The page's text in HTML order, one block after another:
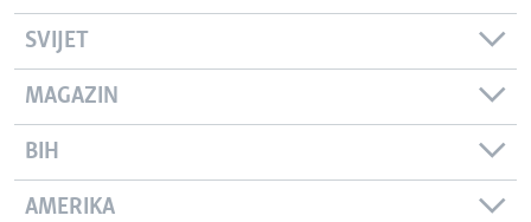
SVIJET
MAGAZIN
BIH
AMERIKA